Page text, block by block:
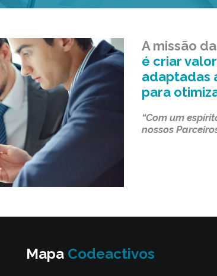
A missão
é criar
adaptadas
para
“Com um
nossos
Mapa